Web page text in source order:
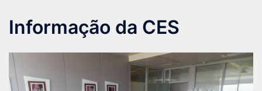
Informação da CES